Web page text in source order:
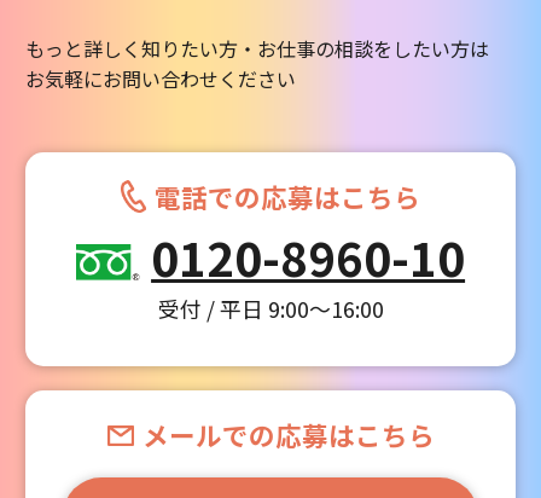
もっと詳しく知りたい方・お仕事の相談をしたい方は
お気軽にお問い合わせください
電話での応募はこちら
0120-8960-10
受付 / 平日 9:00～16:00
メールでの応募はこちら